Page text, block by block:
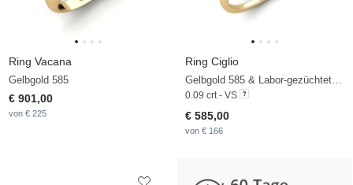
Ring Vacana
Gelbgold 585
€ 901,00
von € 225
Ring Ciglio
Gelbgold 585 & Labor-gezüchteter Diamant
0.09 crt - VS
€ 585,00
von € 166